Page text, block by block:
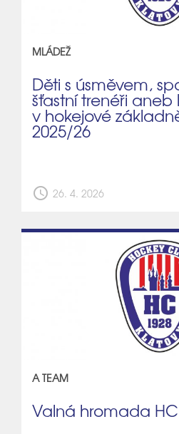
MLÁDEŽ
Děti s úsměvem,
šťastní trenéři aneb
v hokejové
2025/26
schedule 26. 4. 2026
A TEAM
Valná hromada HC